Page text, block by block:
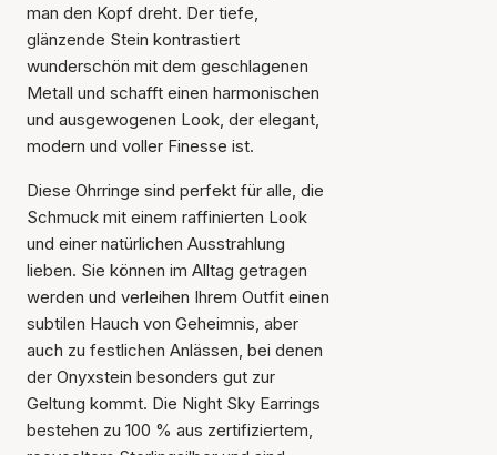
man den Kopf dreht. Der tiefe,
glänzende Stein kontrastiert
wunderschön mit dem geschlagenen
Metall und schafft einen harmonischen
und ausgewogenen Look, der elegant,
modern und voller Finesse ist.
Diese Ohrringe sind perfekt für alle, die
Schmuck mit einem raffinierten Look
und einer natürlichen Ausstrahlung
lieben. Sie können im Alltag getragen
werden und verleihen Ihrem Outfit einen
subtilen Hauch von Geheimnis, aber
auch zu festlichen Anlässen, bei denen
der Onyxstein besonders gut zur
Geltung kommt. Die Night Sky Earrings
bestehen zu 100 % aus zertifiziertem,